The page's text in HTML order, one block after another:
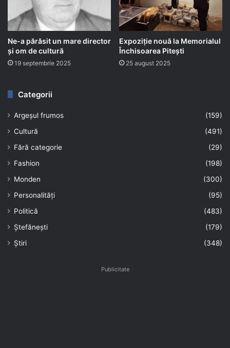
Ne-a părăsit un mare director
și om de cultură
19 septembrie 2025
Expoziție nouă la Memorialul
Închisoarea Pitești
25 august 2025
Categorii
Argeșul frumos
(159)
Cultură
(491)
Fără categorie
(29)
Fashion
(198)
Monden
(300)
Personalități
(95)
Politică
(483)
Ștefănești
(179)
Știri
(348)
Publicitate